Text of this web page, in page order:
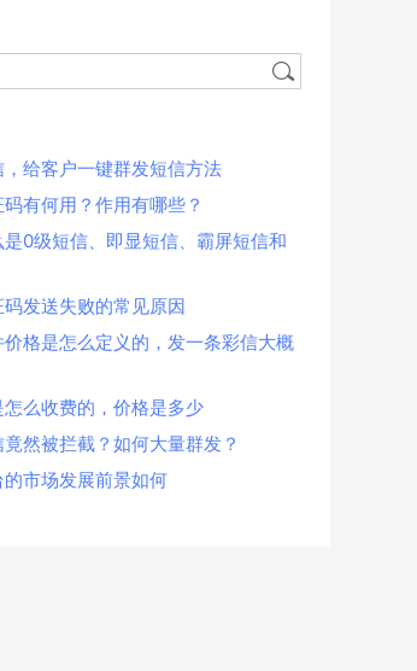
给客户一键群发短信方法
有何用？作用有哪些？
0级短信、即显短信、霸屏短信和
发送失败的常见原因
格是怎么定义的，发一条彩信大概
么收费的，价格是多少
然被拦截？如何大量群发？
市场发展前景如何